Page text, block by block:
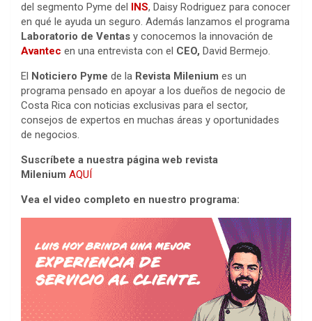
del segmento Pyme del INS, Daisy Rodriguez para conocer
en qué le ayuda un seguro. Además lanzamos el programa
Laboratorio de Ventas y conocemos la innovación de
Avantec en una entrevista con el CEO, David Bermejo.
El Noticiero Pyme de la Revista Milenium es un
programa pensado en apoyar a los dueños de negocio de
Costa Rica con noticias exclusivas para el sector,
consejos de expertos en muchas áreas y oportunidades
de negocios.
Suscríbete a nuestra página web revista
Milenium AQUÍ
Vea el video completo en nuestro programa: